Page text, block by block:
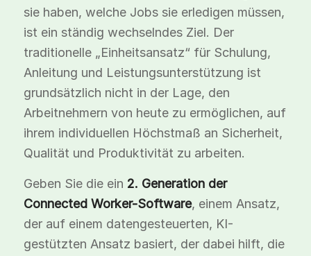
sie haben, welche Jobs sie erledigen müssen,
ist ein ständig wechselndes Ziel. Der
traditionelle „Einheitsansatz“ für Schulung,
Anleitung und Leistungsunterstützung ist
grundsätzlich nicht in der Lage, den
Arbeitnehmern von heute zu ermöglichen, auf
ihrem individuellen Höchstmaß an Sicherheit,
Qualität und Produktivität zu arbeiten.
Geben Sie die ein 2. Generation der
Connected Worker-Software, einem Ansatz,
der auf einem datengesteuerten, KI-
gestützten Ansatz basiert, der dabei hilft, die